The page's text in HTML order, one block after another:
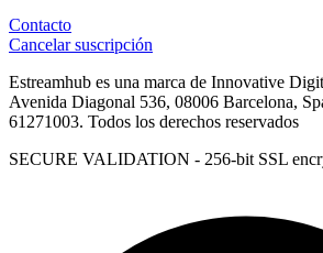
Contacto
Cancelar suscripción
Estreamhub es una marca de Innovative
Avenida Diagonal 536, 08006 Barcelona,
61271003. Todos los derechos reservados
SECURE VALIDATION - 256-bit SSL